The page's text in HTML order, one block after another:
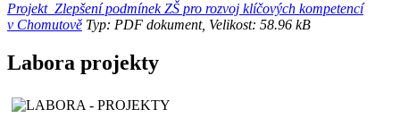
Projekt_Zlepšení podmínek ZŠ pro rozvoj klíčových kompetencí
v Chomutově Typ: PDF dokument, Velikost: 58.96 kB
Labora projekty